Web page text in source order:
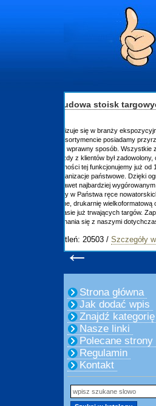
←
Strona główna
Jak dodać wpis
Znajdź kategorię
Nasze linki
Polecane strony
Regulamin
Kontakt